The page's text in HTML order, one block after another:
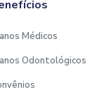
Médicos
Odontológicos